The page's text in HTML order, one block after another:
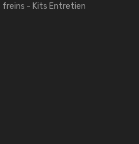
freins - Kits Entretien